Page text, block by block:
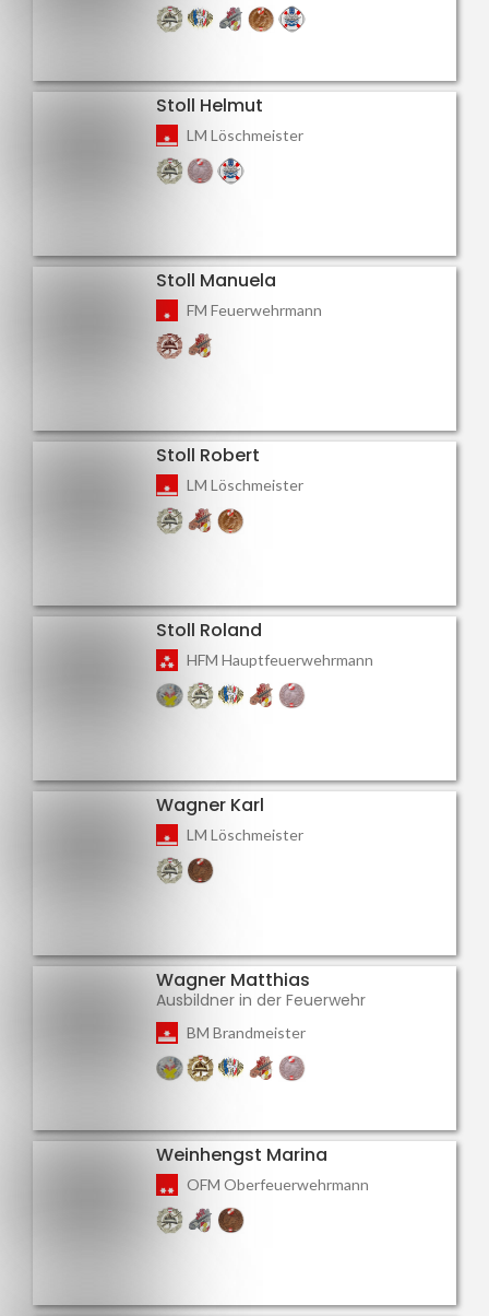
Stoll Helmut
LM Löschmeister
Stoll Manuela
FM Feuerwehrmann
Stoll Robert
LM Löschmeister
Stoll Roland
HFM Hauptfeuerwehrmann
Wagner Karl
LM Löschmeister
Wagner Matthias
Ausbildner in der Feuerwehr
BM Brandmeister
Weinhengst Marina
OFM Oberfeuerwehrmann